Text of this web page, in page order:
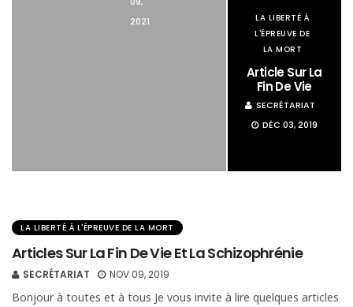
2021
LA LIBERTÉ À
L'ÉPREUVE DE
LA MORT
Article Sur La
Fin De Vie
SECRÉTARIAT
DÉC 03, 2019
LA LIBERTÉ À L'ÉPREUVE DE LA MORT
Articles Sur La Fin De Vie Et La Schizophrénie
SECRÉTARIAT NOV 09, 2019
Bonjour à toutes et à tous Je vous invite à lire quelques articles